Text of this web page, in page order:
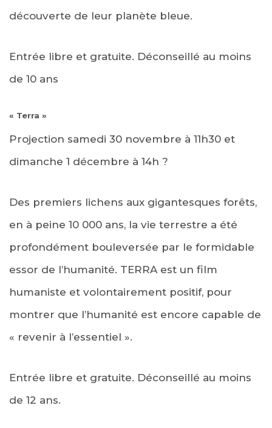
découverte de leur planète bleue.
Entrée libre et gratuite. Déconseillé au moins
de 10 ans
« Terra »
Projection samedi 30 novembre à 11h30 et
dimanche 1 décembre à 14h ?
Des premiers lichens aux gigantesques forêts,
en à peine 10 000 ans, la vie terrestre a été
profondément bouleversée par le formidable
essor de l’humanité. TERRA est un film
humaniste et volontairement positif, pour
montrer que l’humanité est encore capable de
« revenir à l’essentiel ».
Entrée libre et gratuite. Déconseillé au moins
de 12 ans.